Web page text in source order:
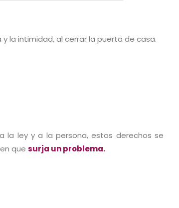
y la intimidad, al cerrar la puerta de casa.
la ley y a la persona, estos derechos se
que surja un problema.